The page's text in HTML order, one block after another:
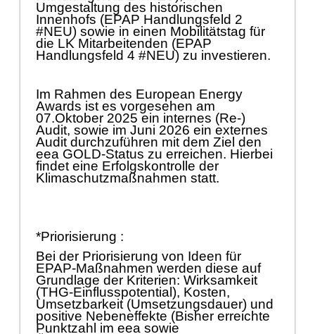
Umgestaltung des historischen
Innenhofs (EPAP Handlungsfeld 2
#NEU) sowie in einen Mobilitätstag für
die LK Mitarbeitenden (EPAP
Handlungsfeld 4 #NEU) zu investieren.
Im Rahmen des European Energy
Awards ist es vorgesehen am
07.Oktober 2025 ein internes (Re-)
Audit, sowie im Juni 2026 ein externes
Audit durchzuführen mit dem Ziel den
eea GOLD-Status zu erreichen. Hierbei
findet eine Erfolgskontrolle der
Klimaschutzmaßnahmen statt.
*Priorisierung :
Bei der Priorisierung von Ideen für
EPAP-Maßnahmen werden diese auf
Grundlage der Kriterien: Wirksamkeit
(THG-Einflusspotential), Kosten,
Umsetzbarkeit (Umsetzungsdauer) und
positive Nebeneffekte (Bisher erreichte
Punktzahl im eea sowie